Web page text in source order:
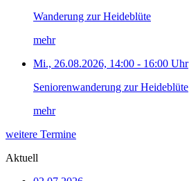
Wanderung zur Heideblüte
mehr
Mi., 26.08.2026, 14:00 - 16:00 Uhr
Seniorenwanderung zur Heideblüte
mehr
weitere Termine
Aktuell